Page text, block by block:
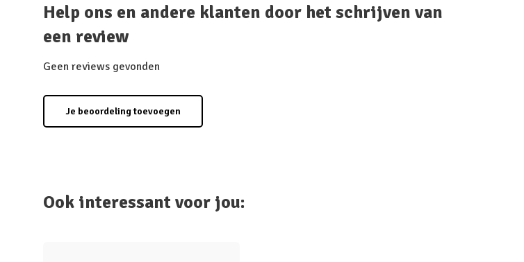
Help ons en andere klanten door het schrijven van
een review
Geen reviews gevonden
Je beoordeling toevoegen
Ook interessant voor jou: